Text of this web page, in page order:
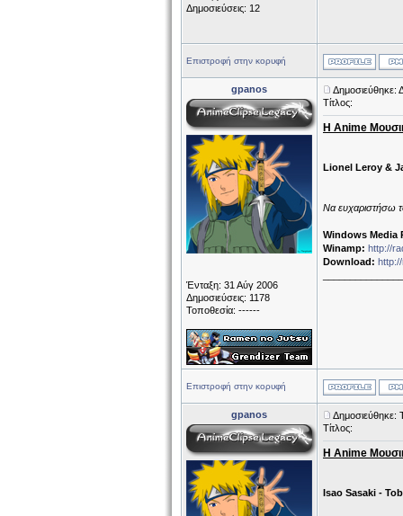
Δημοσιεύσεις: 12
Επιστροφή στην κορυφή
gpanos
Ένταξη: 31 Αύγ 2006
Δημοσιεύσεις: 1178
Τοποθεσία: ------
Δημοσιεύθηκε:
Τίτλος:
Η Anime
Lionel Leroy &
Να ευχαριστήσω
Windows Media
Winamp: http://
Download:
Επιστροφή στην κορυφή
gpanos
Δημοσιεύθηκε:
Τίτλος:
Η Anime
Isao Sasaki -